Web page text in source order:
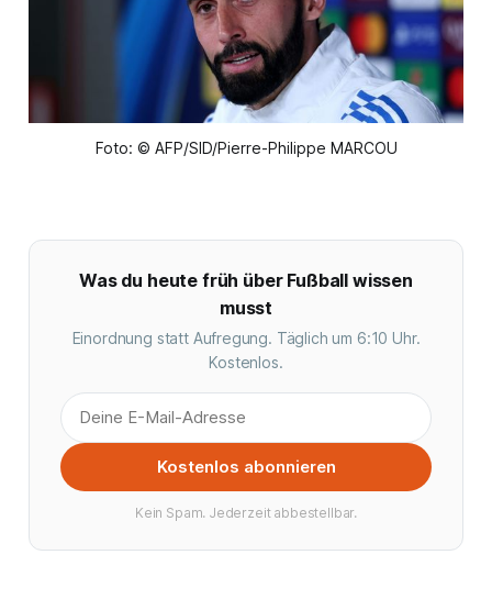
Foto: © AFP/SID/Pierre-Philippe MARCOU
Was du heute früh über Fußball wissen
musst
Einordnung statt Aufregung. Täglich um 6:10 Uhr.
Kostenlos.
Kostenlos abonnieren
Kein Spam. Jederzeit abbestellbar.